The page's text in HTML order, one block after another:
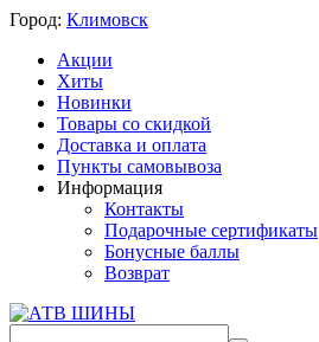
Город: Климовск
Акции
Хиты
Новинки
Товары со скидкой
Доставка и оплата
Пункты самовывоза
Информация
Контакты
Подарочные сертификаты
Бонусные баллы
Возврат